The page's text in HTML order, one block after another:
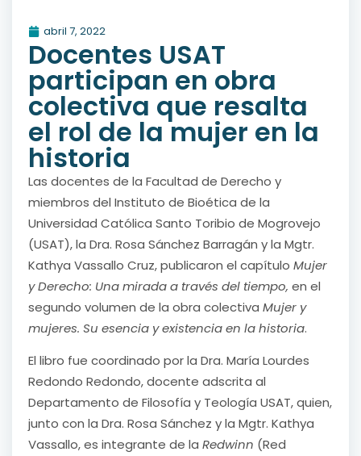
abril 7, 2022
Docentes USAT
participan en obra
colectiva que resalta
el rol de la mujer en la
historia
Las docentes de la Facultad de Derecho y
miembros del Instituto de Bioética de la
Universidad Católica Santo Toribio de Mogrovejo
(USAT), la Dra. Rosa Sánchez Barragán y la Mgtr.
Kathya Vassallo Cruz, publicaron el capítulo Mujer
y Derecho: Una mirada a través del tiempo, en el
segundo volumen de la obra colectiva Mujer y
mujeres. Su esencia y existencia en la historia.
El libro fue coordinado por la Dra. María Lourdes
Redondo Redondo, docente adscrita al
Departamento de Filosofía y Teología USAT, quien,
junto con la Dra. Rosa Sánchez y la Mgtr. Kathya
Vassallo, es integrante de la Redwinn (Red